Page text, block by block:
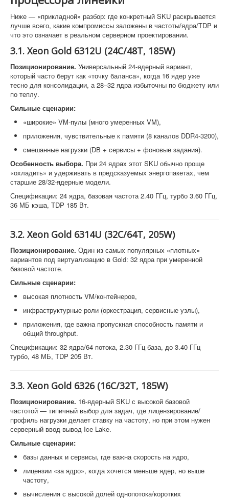
Ниже — «прикладной» разбор: где конкретный SKU раскрывается
лучше всего, какие компромиссы заложены в частоты/ядра/TDP и
что это означает в реальном серверном проектировании.
3.1. Xeon Gold 6312U (24C/48T, 185W)
Позиционирование. Универсальный 24-ядерный вариант,
который часто берут как «точку баланса», когда 16 ядер уже
тесно для консолидации, а 28–32 ядра избыточны по бюджету или
по теплу.
Сильные сценарии:
«широкие» VM-пулы (много умеренных VM),
приложения, чувствительные к памяти (8 каналов DDR4-3200),
смешанные нагрузки (DB + сервисы + фоновые задания).
Особенность выбора. При 24 ядрах этот SKU обычно проще
«охладить» и удерживать в предсказуемых энергопакетах, чем
старшие 28/32-ядерные модели.
Спецификации: 24 ядра, базовая частота 2.40 ГГц, турбо 3.60 ГГц,
36 МБ кэша, TDP 185 Вт.
3.2. Xeon Gold 6314U (32C/64T, 205W)
Позиционирование. Один из самых популярных «плотных»
вариантов под виртуализацию в Gold: 32 ядра при умеренной
базовой частоте.
Сильные сценарии:
высокая плотность VM/контейнеров,
инфраструктурные роли (оркестрация, сервисные узлы),
приложения, где важна пропускная способность памяти и
общий throughput.
Спецификации: 32 ядра/64 потока, 2.30 ГГц база, до 3.40 ГГц
турбо, 48 МБ, TDP 205 Вт.
3.3. Xeon Gold 6326 (16C/32T, 185W)
Позиционирование. 16-ядерный SKU с высокой базовой
частотой — типичный выбор для задач, где лицензирование/
профиль нагрузки делает ставку на частоту, но при этом нужен
серверный ввод-вывод Ice Lake.
Сильные сценарии:
базы данных и сервисы, где важна скорость на ядро,
лицензии «за ядро», когда хочется меньше ядер, но выше
частоту,
вычисления с высокой долей однопотока/коротких